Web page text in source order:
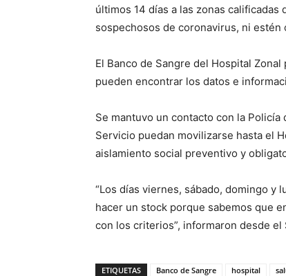
últimos 14 días a las zonas
sospechosos de coronavirus, ni
El Banco de Sangre del Hospital
pueden encontrar los datos e
Se mantuvo un contacto con la
Servicio puedan movilizarse hasta el
aislamiento social preventivo y
“Los días viernes, sábado, domingo y
hacer un stock porque sabemos que
con los criterios”, informaron desde el
ETIQUETAS Banco de Sangre hospital